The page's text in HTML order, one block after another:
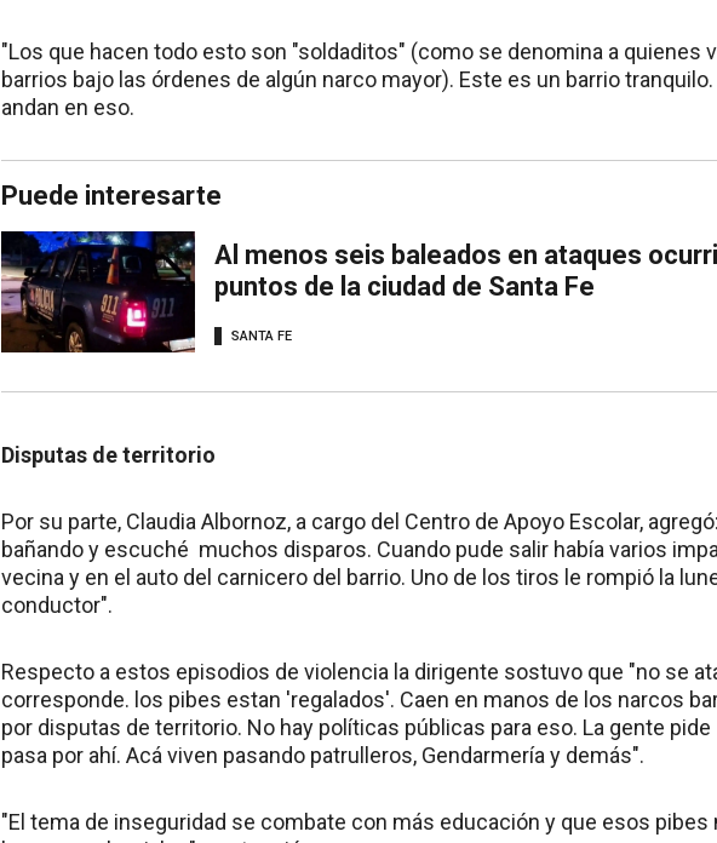
"Los que hacen todo esto son "soldaditos" (como se denomina a quienes
barrios bajo las órdenes de algún narco mayor). Este es un barrio
andan en eso.
Puede interesarte
Al menos seis baleados en ataques
puntos de la ciudad de Santa Fe
SANTA FE
Disputas de territorio
Por su parte, Claudia Albornoz, a cargo del Centro de Apoyo Escolar,
bañando y escuché muchos disparos. Cuando pude salir había varios
vecina y en el auto del carnicero del barrio. Uno de los tiros le rompió la
conductor".
Respecto a estos episodios de violencia la dirigente sostuvo que "no se
corresponde. los pibes estan 'regalados'. Caen en manos de los narcos
por disputas de territorio. No hay políticas públicas para eso. La gente
pasa por ahí. Acá viven pasando patrulleros, Gendarmería y demás".
"El tema de inseguridad se combate con más educación y que esos pibes